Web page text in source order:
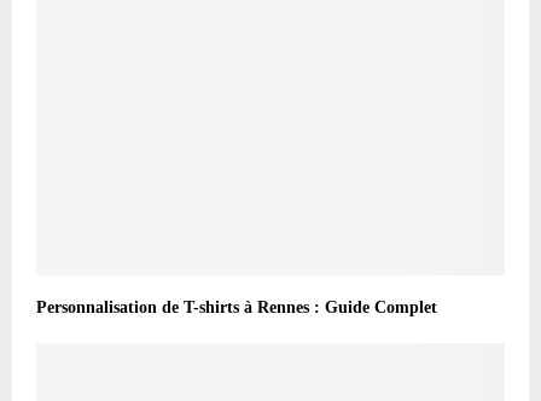
Personnalisation de T-shirts à Rennes : Guide Complet